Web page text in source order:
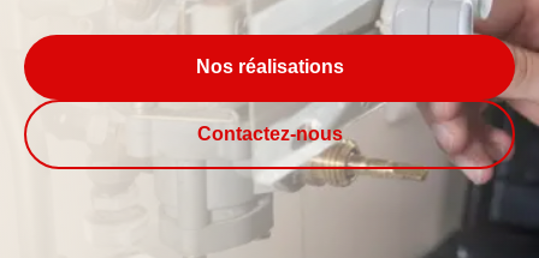
Nos réalisations
Contactez-nous